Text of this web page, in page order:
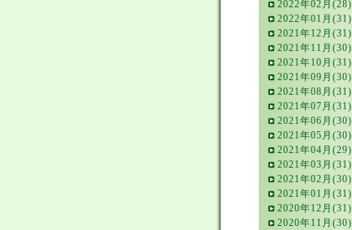
2022年02月(28)
2022年01月(31)
2021年12月(31)
2021年11月(30)
2021年10月(31)
2021年09月(30)
2021年08月(31)
2021年07月(31)
2021年06月(30)
2021年05月(30)
2021年04月(29)
2021年03月(31)
2021年02月(30)
2021年01月(31)
2020年12月(31)
2020年11月(30)